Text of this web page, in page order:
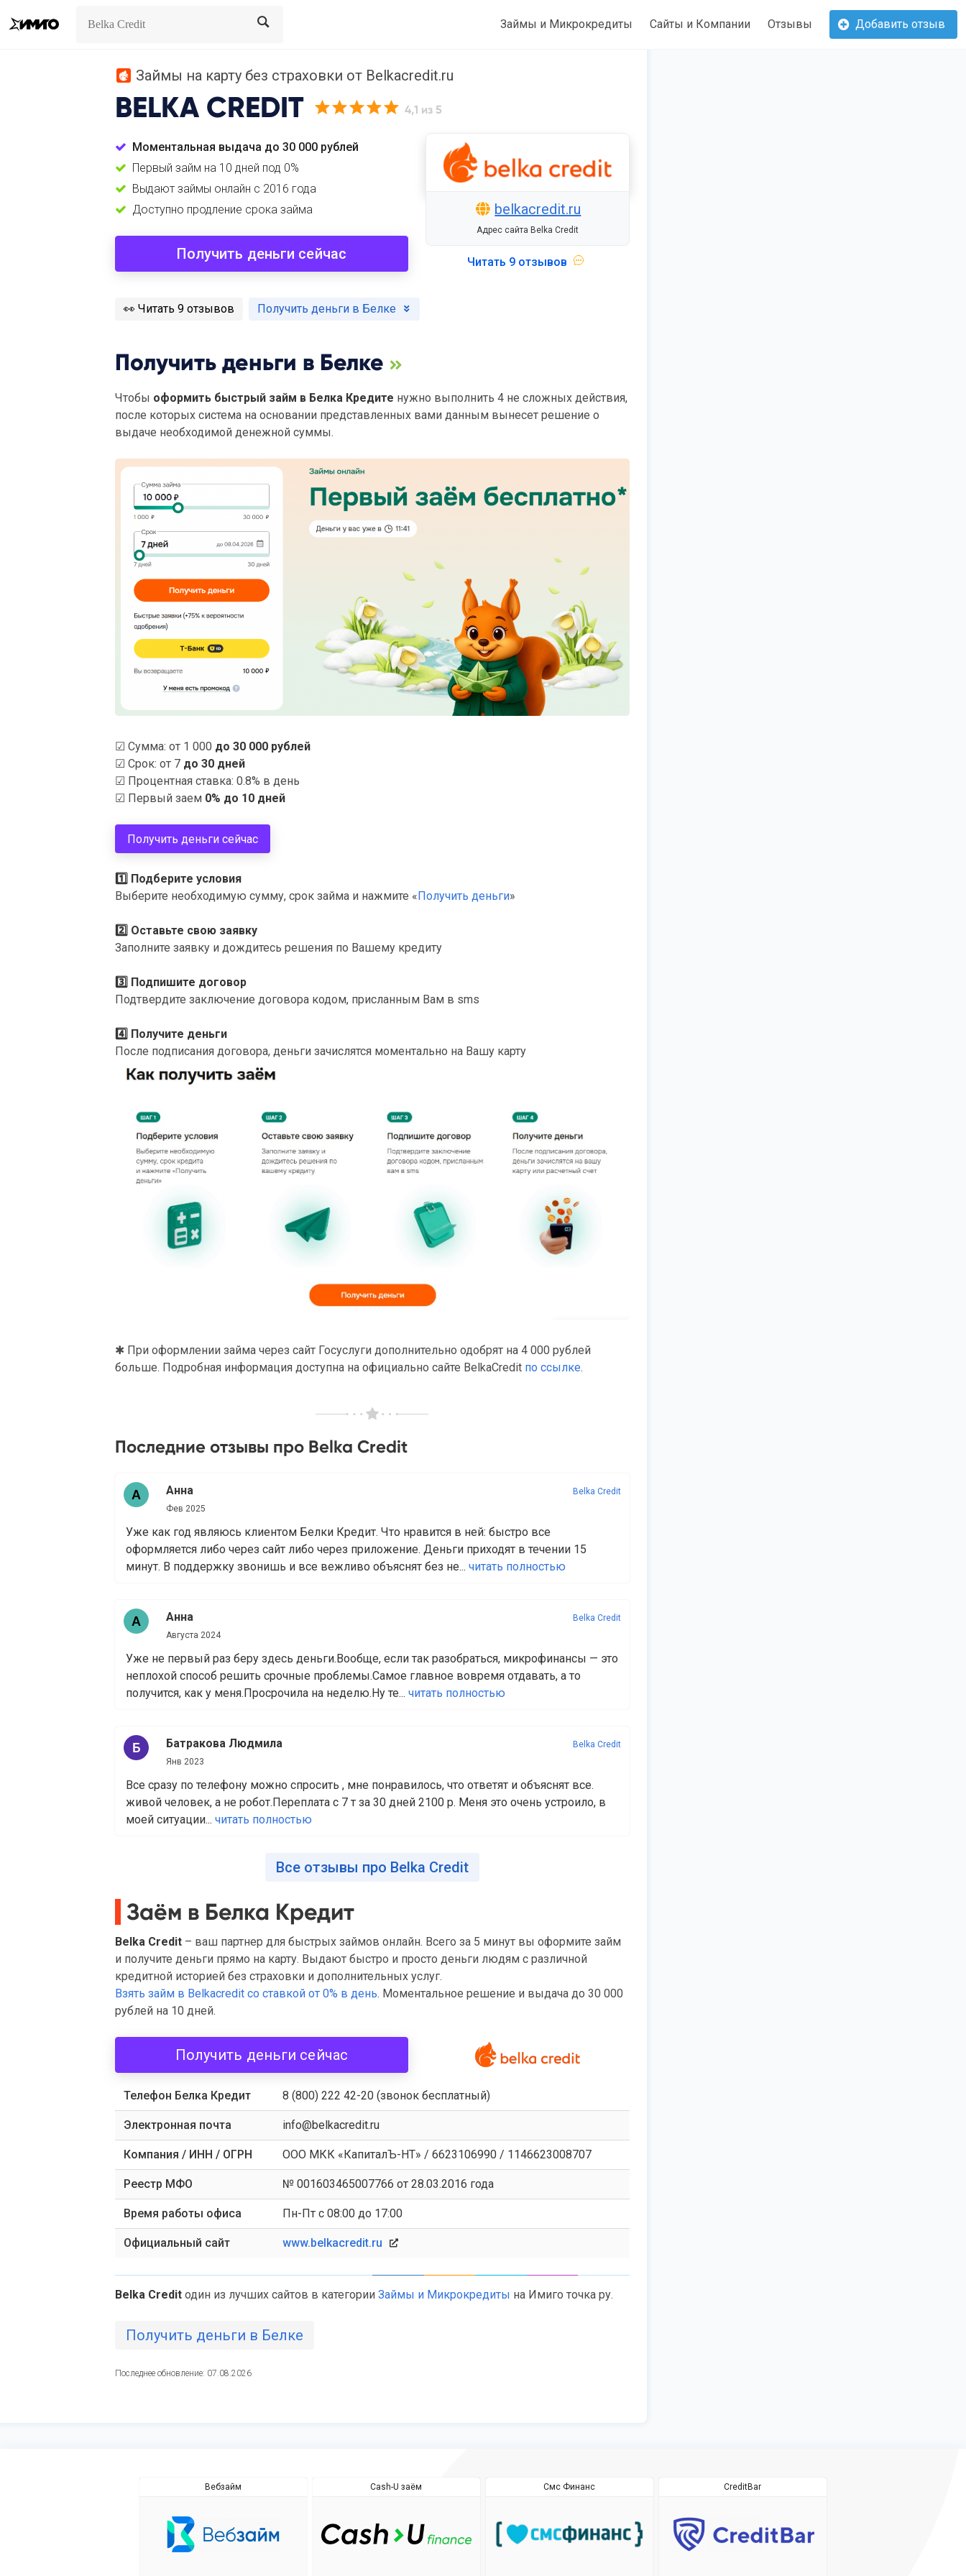
Search Займы и Микрокредиты Сайты и Компании Отзывы Добавить отзыв
Займы на карту без страховки от Belkacredit.ru
BELKA CREDIT 4,1 из 5
Моментальная выдача до 30 000 рублей
Первый займ на 10 дней под 0%
Выдают займы онлайн с 2016 года
Доступно продление срока займа
Получить деньги сейчас
belkacredit.ru
Адрес сайта Belka Credit
Читать 9 отзывов
️👀 Читать 9 отзывов Получить деньги в Белке
Получить деньги в Белке
Чтобы оформить быстрый займ в Белка Кредите нужно выполнить 4 не сложных действия,
после которых система на основании представленных вами данным вынесет решение о
выдаче необходимой денежной суммы.
☑ Сумма: от 1 000 до 30 000 рублей
☑ Срок: от 7 до 30 дней
☑ Процентная ставка: 0.8% в день
☑ Первый заем 0% до 10 дней
Получить деньги сейчас
1️⃣ Подберите условия
Выберите необходимую сумму, срок займа и нажмите « Получить деньги»
2️⃣ Оставьте свою заявку
Заполните заявку и дождитесь решения по Вашему кредиту
3️⃣ Подпишите договор
Подтвердите заключение договора кодом, присланным Вам в sms
4️⃣ Получите деньги
После подписания договора, деньги зачислятся моментально на Вашу карту
✱ При оформлении займа через сайт Госуслуги дополнительно одобрят на 4 000 рублей
больше. Подробная информация доступна на официально сайте BelkaCredit по ссылке.
Последние отзывы про Belka Credit
Анна
Фев 2025
Belka Credit
Уже как год являюсь клиентом Белки Кредит. Что нравится в ней: быстро все
оформляется либо через сайт либо через приложение. Деньги приходят в течении 15
минут. В поддержку звонишь и все вежливо объяснят без не... читать полностью
Анна
Августа 2024
Belka Credit
Уже не первый раз беру здесь деньги.Вообще, если так разобраться, микрофинансы — это
неплохой способ решить срочные проблемы.Самое главное вовремя отдавать, а то
получится, как у меня.Просрочила на неделю.Ну те... читать полностью
Батракова Людмила
Янв 2023
Belka Credit
Все сразу по телефону можно спросить , мне понравилось, что ответят и объяснят все.
живой человек, а не робот.Переплата с 7 т за 30 дней 2100 р. Меня это очень устроило, в
моей ситуации... читать полностью
Все отзывы про Belka Credit
Заём в Белка Кредит
Belka Credit – ваш партнер для быстрых займов онлайн. Всего за 5 минут вы оформите займ
и получите деньги прямо на карту. Выдают быстро и просто деньги людям с различной
кредитной историей без страховки и дополнительных услуг.
Взять займ в Belkacredit со ставкой от 0% в день. Моментальное решение и выдача до 30 000
рублей на 10 дней.
Получить деньги сейчас
Телефон Белка Кредит 8 (800) 222 42-20 (звонок бесплатный)
Электронная почта info@belkacredit.ru
Компания / ИНН / ОГРН ООО МКК «КапиталЪ-НТ» / 6623106990 / 1146623008707
Реестр МФО № 001603465007766 от 28.03.2016 года
Время работы офиса Пн-Пт с 08:00 до 17:00
Официальный сайт www.belkacredit.ru
Belka Credit один из лучших сайтов в категории Займы и Микрокредиты на Имиго точка ру.
Получить деньги в Белке
Последнее обновление: 07.08.2026
Вебзайм Cash-U заём Смс Финанс CreditBar